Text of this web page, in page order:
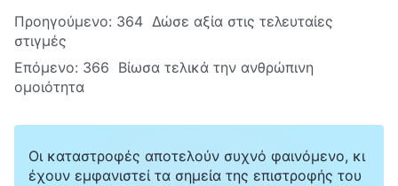
Προηγούμενο: 364 Δώσε αξία στις τελευταίες
στιγμές
Επόμενο: 366 Βίωσα τελικά την ανθρώπινη
ομοιότητα
Οι καταστροφές αποτελούν συχνό φαινόμενο, κι
έχουν εμφανιστεί τα σημεία της επιστροφής του